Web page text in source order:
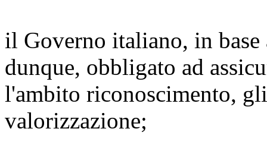
il Governo italiano, in
dunque, obbligato ad
l'ambito riconoscimento,
valorizzazione;